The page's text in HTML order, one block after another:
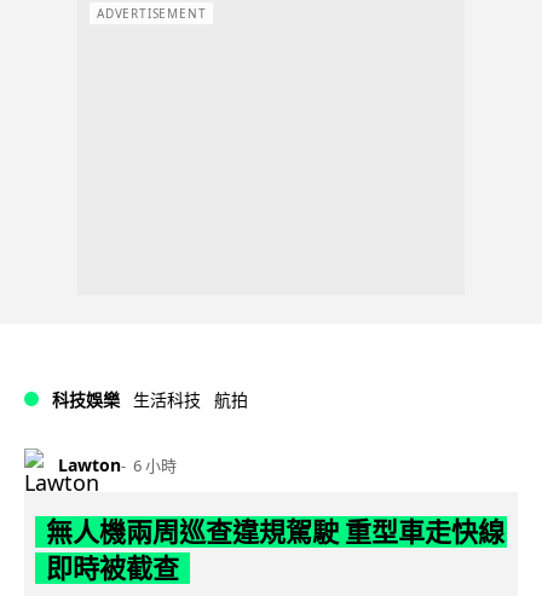
ADVERTISEMENT
科技娛樂 生活科技 航拍
Lawton 6 小時
無人機兩周巡查違規駕駛 重型車走快線
即時被截查